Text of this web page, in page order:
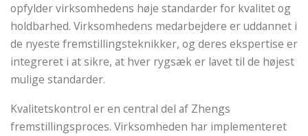
opfylder virksomhedens høje standarder for kvalitet og
holdbarhed. Virksomhedens medarbejdere er uddannet i
de nyeste fremstillingsteknikker, og deres ekspertise er
integreret i at sikre, at hver rygsæk er lavet til de højest
mulige standarder.
Kvalitetskontrol er en central del af Zhengs
fremstillingsproces. Virksomheden har implementeret